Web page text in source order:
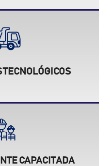
TECNOLÓGICOS
CAPACITADA